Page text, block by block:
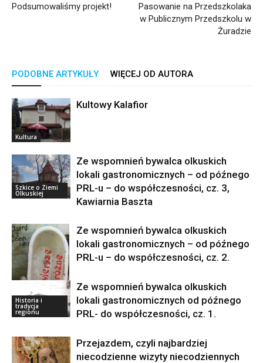
Podsumowaliśmy projekt!
Pasowanie na Przedszkolaka
w Publicznym Przedszkolu w
Żuradzie
PODOBNE ARTYKUŁY WIĘCEJ OD AUTORA
Kultura
Kultowy Kalafior
Szkice o Ziemi
Olkuskiej
Ze wspomnień bywalca olkuskich
lokali gastronomicznych – od późnego
PRL-u – do współczesności, cz. 3,
Kawiarnia Baszta
Szkice o Ziemi
Olkuskiej
Ze wspomnień bywalca olkuskich
lokali gastronomicznych – od późnego
PRL-u – do współczesności, cz. 2.
Historia i
tradycja
regionu
Ze wspomnień bywalca olkuskich
lokali gastronomicznych od późnego
PRL- do współczesności, cz. 1.
Przejazdem, czyli najbardziej
niecodzienne wizyty niecodziennych